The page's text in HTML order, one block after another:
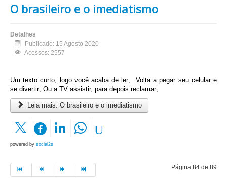
O brasileiro e o imediatismo
Detalhes
Publicado: 15 Agosto 2020
Acessos: 2557
Um texto curto, logo você acaba de ler; Volta a pegar seu celular e
se divertir; Ou a TV assistir, para depois reclamar;
Leia mais: O brasileiro e o imediatismo
powered by social2s
Página 84 de 89